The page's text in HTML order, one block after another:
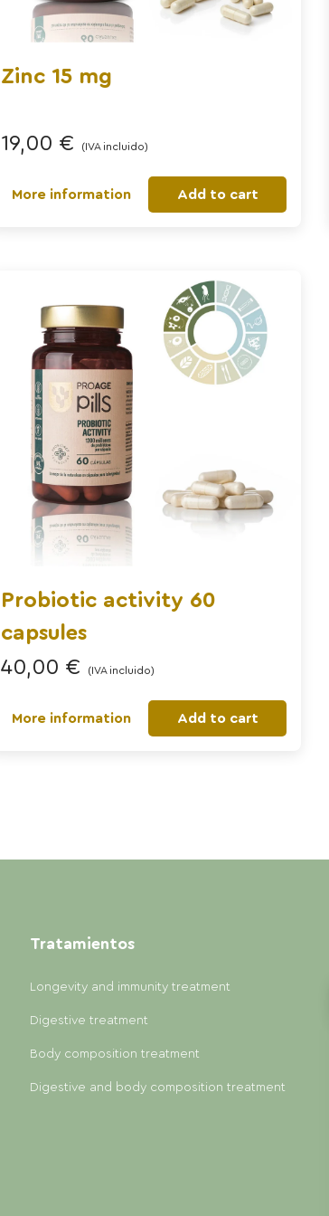
Zinc 15 mg
19,00 € (IVA incluido)
More information Add to cart
Probiotic activity 60
capsules
40,00 € (IVA incluido)
More information Add to cart
Tratamientos
Longevity and immunity treatment
Digestive treatment
Body composition treatment
Digestive and body composition treatment